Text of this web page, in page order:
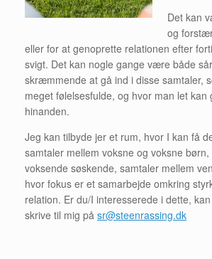
Det kan
og
eller for at genoprette relationen efter
svigt. Det kan nogle gange være både
skræmmende at gå ind i disse samtaler,
meget følelsesfulde, og hvor man let kan
hinanden.
Jeg kan tilbyde jer et rum, hvor I kan få
samtaler mellem voksne og voksne
voksende søskende, samtaler mellem
hvor fokus er et samarbejde omkring
relation. Er du/I interesserede i dette,
skrive til mig på sr@steenrassing.dk